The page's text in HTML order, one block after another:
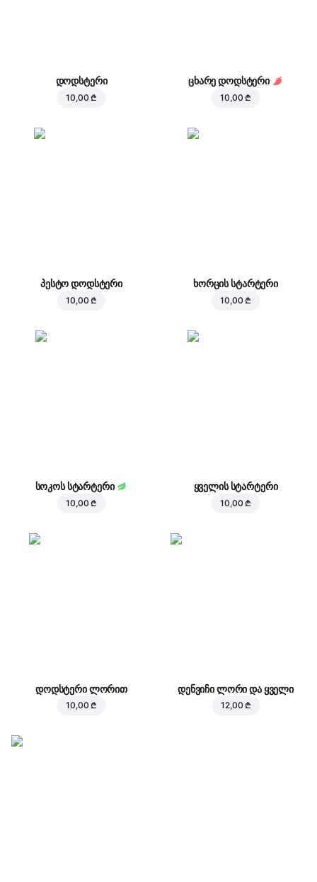
დოდსტერი
10,00 ₾
ცხარე დოდსტერი
10,00 ₾
პესტო დოდსტერი
10,00 ₾
ხორცის სტარტერი
10,00 ₾
სოკოს სტარტერი
10,00 ₾
ყველის სტარტერი
10,00 ₾
დოდსტერი ლორით
10,00 ₾
დენვიჩი ლორი და ყველი
12,00 ₾